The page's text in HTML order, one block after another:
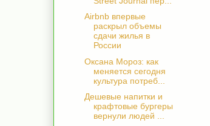
Airbnb впервые
раскрыл объемы
сдачи жилья в
России
Оксана Мороз: как
меняется сегодня
культура потреб...
Дешевые напитки и
крафтовые бургеры
вернули людей ...